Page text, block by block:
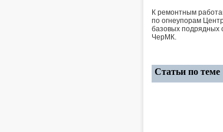
К ремонтным
по огнеупорам
базовых подрядных
ЧерМК.
Статьи по теме